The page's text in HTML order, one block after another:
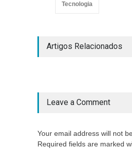
Tecnologia
Artigos Relacionados
Leave a Comment
Your email address will not
Required fields are marked